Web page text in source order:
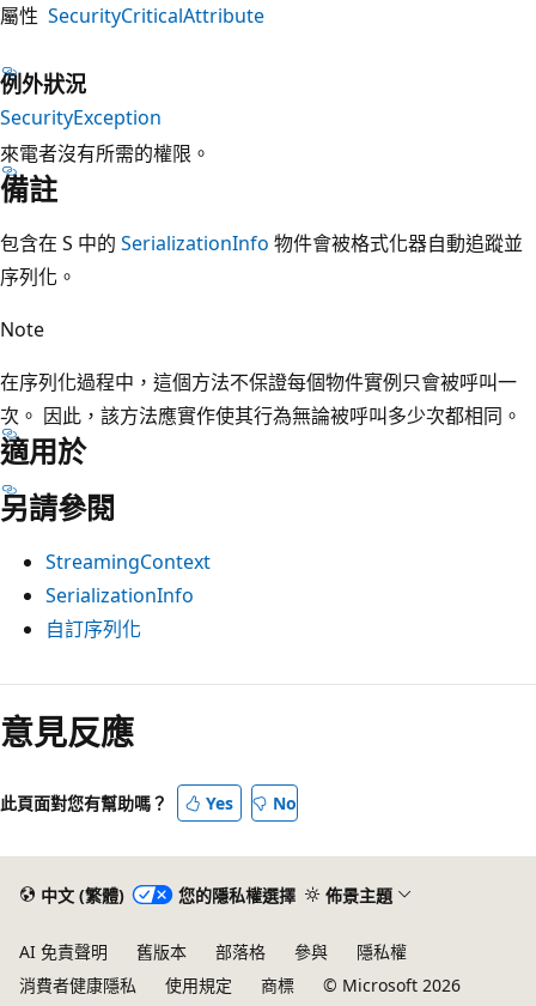
屬性 SecurityCriticalAttribute
例外狀況
SecurityException
來電者沒有所需的權限。
備註
包含在 S 中的 SerializationInfo 物件會被格式化器自動追蹤並
序列化。
Note
在序列化過程中，這個方法不保證每個物件實例只會被呼叫一
次。 因此，該方法應實作使其行為無論被呼叫多少次都相同。
適用於
另請參閱
StreamingContext
SerializationInfo
自訂序列化
閱
讀
模
已
意見反應
此頁面對您有幫助嗎？ Yes No
中文 (繁體) 您的隱私權選擇 佈景主題
AI 免責聲明 舊版本 部落格 參與
隱私權
消費者健康隱私
使用規定 商標 © Microsoft 2026